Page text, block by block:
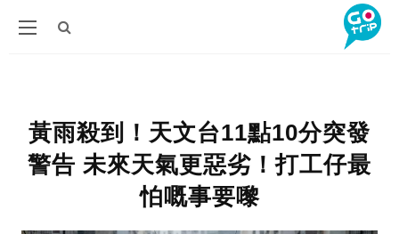
黃雨殺到！天文台11點10分突發
警告 未來天氣更惡劣！打工仔最
怕嘅事要嚟